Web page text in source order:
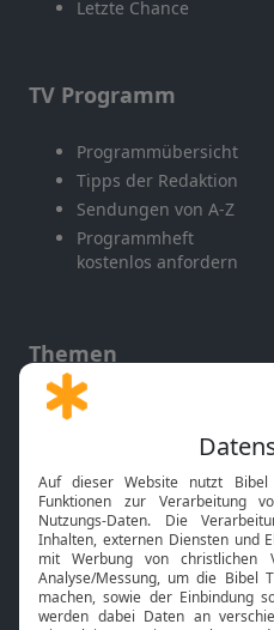
Letzte Chance
TV Programm
Programmübersicht
Tipps der Redaktion
Sendungen von A-Z
Programmheft
kostenlos anfordern
Themen
Gott und Bibel erklärt
Neuigkeiten